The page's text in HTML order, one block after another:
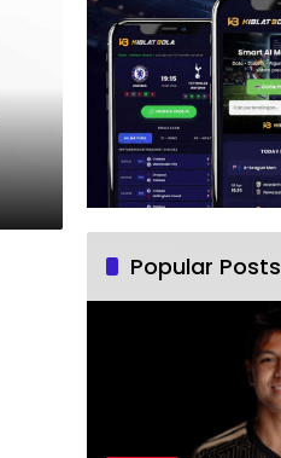
Popular Posts